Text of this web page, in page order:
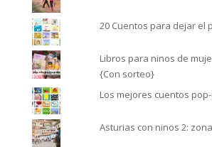
20 Cuentos para dejar el
Libros para ninos de
{Con sorteo}
Los mejores cuentos
Asturias con ninos 2: